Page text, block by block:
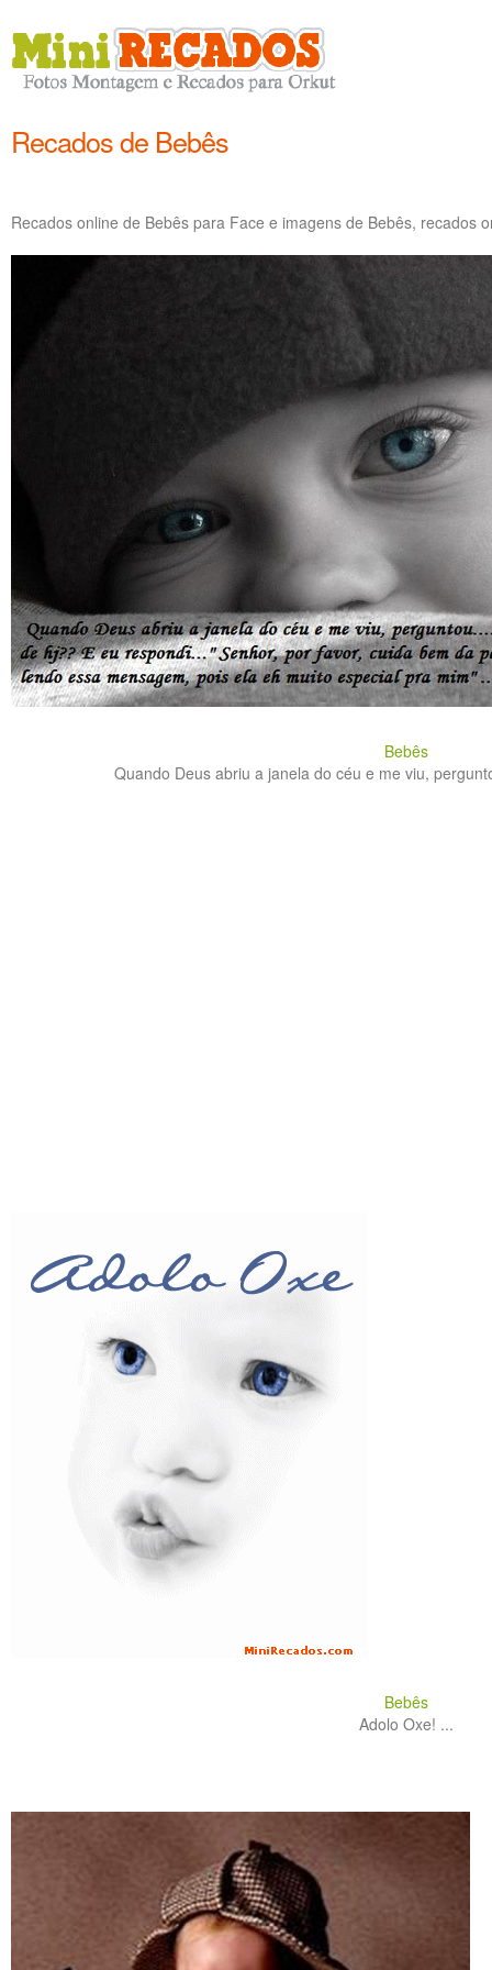
Recados de Bebês
Recados online de Bebês para Face e imagens de Bebês, recados
Bebês
Quando Deus abriu a janela do céu e me viu,
Bebês
Adolo Oxe! ...